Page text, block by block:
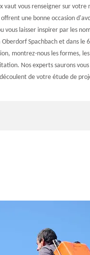
vaut vous renseigner sur votre
une bonne occasion
vous laisser inspirer par les
Spachbach et dans le
montrez-nous les formes,
Nos experts saurons
de votre étude de